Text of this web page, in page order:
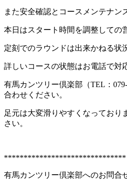
また安全確認とコースメンテナン
本日はスタート時間を調整しての
定刻でのラウンドは出来かねる状
詳しいコースの状態はお電話で対
有馬カンツリー倶楽部（TEL：
合わせください。
足元は大変滑りやすくなっており
さい。
*******************************
有馬カンツリー倶楽部へのお問合